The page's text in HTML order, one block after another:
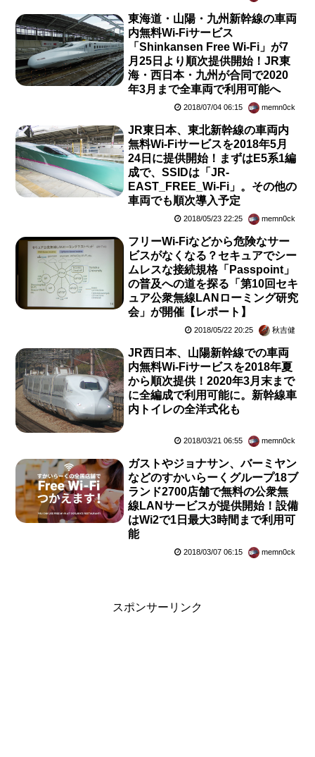
東海道・山陽・九州新幹線の車両
内無料Wi-Fiサービス
「Shinkansen Free Wi-Fi」が7
月25日より順次提供開始！JR東
海・西日本・九州が合同で2020
年3月まで全車両で利用可能へ
2018/07/04 06:15 memn0ck
JR東日本、東北新幹線の車両内
無料Wi-Fiサービスを2018年5月
24日に提供開始！まずはE5系1編
成で、SSIDは「JR-
EAST_FREE_Wi-Fi」。その他の
車両でも順次導入予定
2018/05/23 22:25 memn0ck
フリーWi-Fiなどから危険なサー
ビスがなくなる？セキュアでシー
ムレスな接続規格「Passpoint」
の普及への道を探る「第10回セキ
ュア公衆無線LANローミング研究
会」が開催【レポート】
2018/05/22 20:25 秋吉健
JR西日本、山陽新幹線での車両
内無料Wi-Fiサービスを2018年夏
から順次提供！2020年3月末まで
に全編成で利用可能に。新幹線車
内トイレの全洋式化も
2018/03/21 06:55 memn0ck
ガストやジョナサン、バーミヤン
などのすかいらーくグループ18ブ
ランド2700店舗で無料の公衆無
線LANサービスが提供開始！設備
はWi2で1日最大3時間まで利用可
能
2018/03/07 06:15 memn0ck
スポンサーリンク